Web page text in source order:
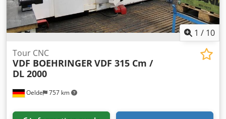
1 / 10
Oelde 757 km
Tour CNC
VDF BOEHRINGERVDF 315 Cm /
DL 2000